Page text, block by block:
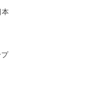
本